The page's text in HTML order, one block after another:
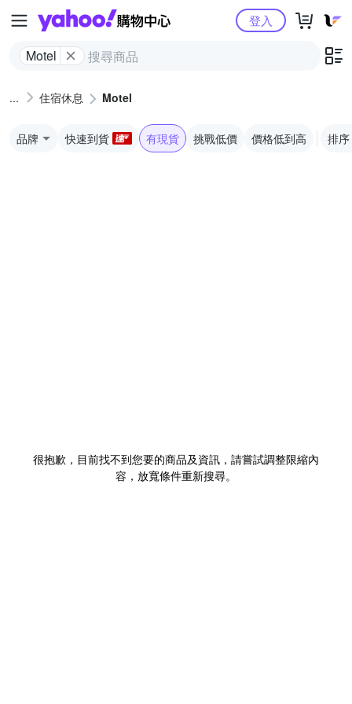
Yahoo購物中心
Motel
登入
住宿休息 Motel
品牌 快速到貨 有現貨 挑戰低價 價格低到高 排序
很抱歉，目前找不到您要的商品及資訊，請嘗試調整限縮內
容，放寬條件重新搜尋。